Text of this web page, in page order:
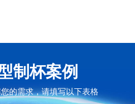
制杯案例
的需求，请填写以下表格